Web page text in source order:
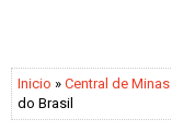
Inicio » Central de Minas
do Brasil